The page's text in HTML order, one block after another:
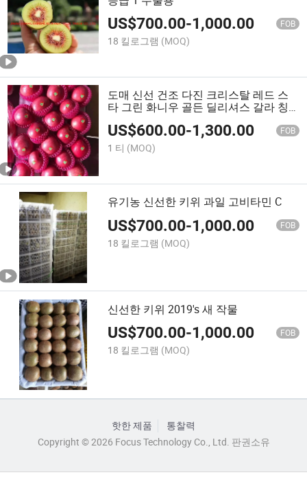
US$700.00-1,000.00 FOB
18 킬로그램 (MOQ)
도매 신선 건조 다진 크리스탈 레드 스
타 그린 화니우 골든 딜리셔스 갈라 칭
관 후지 사과 공장 공급업체 가격
US$600.00-1,300.00 FOB
1 티 (MOQ)
유기농 신선한 키위 과일 고비타민 C
US$700.00-1,000.00 FOB
18 킬로그램 (MOQ)
신선한 키위 2019's 새 작물
US$700.00-1,000.00 FOB
18 킬로그램 (MOQ)
핫한 제품
통찰력
Copyright © 2026 Focus Technology Co., Ltd. 판권소유